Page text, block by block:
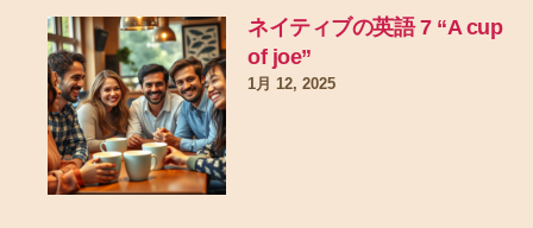
ネイティブの英語 7 “A cup
of joe”
1月 12, 2025